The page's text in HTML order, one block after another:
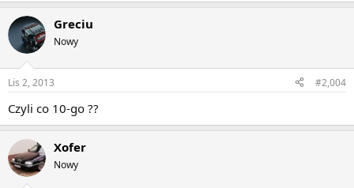
Greciu
Nowy
Lis 2, 2013 #2,004
Czyli co 10-go ??
Xofer
Nowy